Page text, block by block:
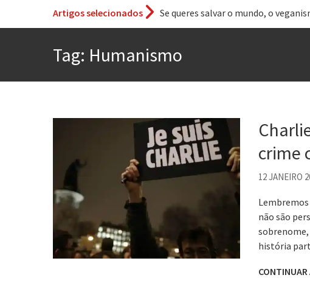
Artigos selecionados
Tem que filmar isso daí
Aprender a fracassar é o segredo do
Contardo Calligaris prega o
Os causos de Jorge Luis Borges
Voto obrigatório é correto?
Tag: Humanismo
crime
12 JANEIRO
Lembremos
não são
história
CONTINUAR